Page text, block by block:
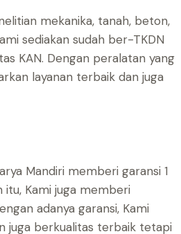
mekanika, tanah, beton,
sediakan sudah ber-TKDN
KAN. Dengan peralatan yang
layanan terbaik dan juga
Mandiri memberi garansi 1
Kami juga memberi
adanya garansi, Kami
juga berkualitas terbaik tetapi